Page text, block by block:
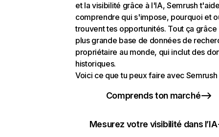
et la visibilité grâce à l'IA, Semrush
comprendre qui s'impose, pourquoi et
trouvent tes opportunités. Tout ça grâce
plus grande base de données de
propriétaire au monde, qui inclut des
historiques.
Voici ce que tu peux faire avec Semrush
Comprends ton marché
Mesurez votre visibilité dans l’IA